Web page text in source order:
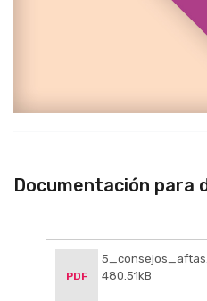
Documentación para
PDF
480.51kB